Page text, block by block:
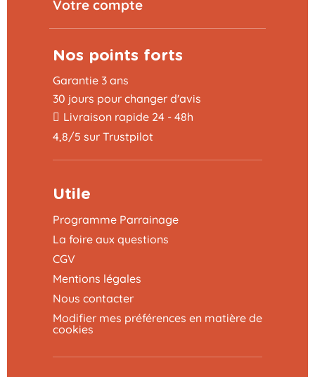
Votre compte
Nos points forts
Garantie 3 ans
30 jours pour changer d'avis
Livraison rapide 24 - 48h
4,8/5 sur Trustpilot
Utile
Programme Parrainage
La foire aux questions
CGV
Mentions légales
Nous contacter
Modifier mes préférences en matière de
cookies